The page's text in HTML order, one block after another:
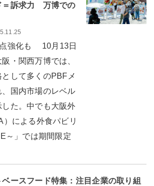
＝訴求力 万博での
強化も 10月13日
・関西万博では、
して多くのPBFメ
国内市場のレベル
た。中でも大阪外
による外食パビリ
～」では期間限定
ースフード特集：注目企業の取り組